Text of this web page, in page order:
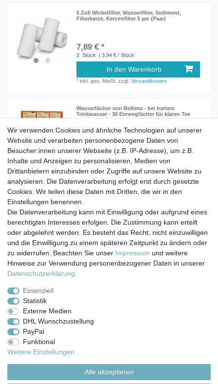
5 Zoll Wickelfilter, Wasserfilter, Sediment,
Filterkerze, Kerzenfilter 5 µm (Paar)
7,89 € *
2 Stück | 3,94 € / Stück
In den Warenkorb
*inkl. ges. MwSt. zzgl.Versandkosten
Wasserfächer von Bellima - bei hartem
Trinkwasser - 30 Einwegfächer für klaren Tee
7,90 € *
In den Warenkorb
*inkl. ges. MwSt.zzgl. Versandkosten
Impressum Daten­schutz­erklärung AGB
Barrierefreiheitserklärung Widerrufs­recht
Versand- & Zahlungsbedingungen
Wir verwenden Cookies und ähnliche Technologien auf unserer
Website und verarbeiten personenbezogene Daten von
Besucher:innen unserer Webseite (z.B. IP-Adresse), um z.B.
Inhalte und Anzeigen zu personalisieren, Medien von
Drittanbietern einzubinden oder Zugriffe auf unsere Website zu
analysieren. Die Datenverarbeitung erfolgt erst durch gesetzte
Cookies. Wir teilen diese Daten mit Dritten, die wir in den
Einstellungen benennen.
Die Datenverarbeitung kann mit Einwilligung oder aufgrund eines
berechtigten Interesses erfolgen. Die Zustimmung kann erteilt
oder abgelehnt werden. Es besteht das Recht, nicht einzuwilligen
und die Einwilligung zu einem späteren Zeitpunkt zu ändern oder
zu widerrufen. Beachten Sie unser Impressum und weitere
Hinweise zur Verwendung personenbezogener Daten in unserer
Daten­schutz­erklärung
Essenziell
Statistik
Externe Medien
DHL Wunschzustellung
PayPal
Funktional
Weitere Einstellungen
Alle akzeptieren